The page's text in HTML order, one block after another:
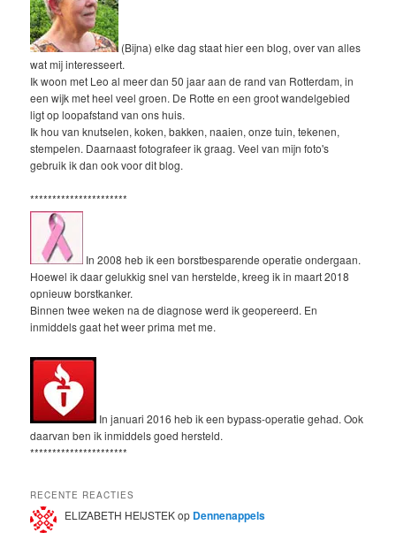
(Bijna) elke dag staat hier een blog, over van alles
wat mij interesseert.
Ik woon met Leo al meer dan 50 jaar aan de rand van Rotterdam, in
een wijk met heel veel groen. De Rotte en een groot wandelgebied
ligt op loopafstand van ons huis.
Ik hou van knutselen, koken, bakken, naaien, onze tuin, tekenen,
stempelen. Daarnaast fotografeer ik graag. Veel van mijn foto's
gebruik ik dan ook voor dit blog.
**********************
In 2008 heb ik een borstbesparende operatie ondergaan.
Hoewel ik daar gelukkig snel van herstelde, kreeg ik in maart 2018
opnieuw borstkanker.
Binnen twee weken na de diagnose werd ik geopereerd. En
inmiddels gaat het weer prima met me.
In januari 2016 heb ik een bypass-operatie gehad. Ook
daarvan ben ik inmiddels goed hersteld.
**********************
RECENTE REACTIES
ELIZABETH HEIJSTEKop Dennenappels